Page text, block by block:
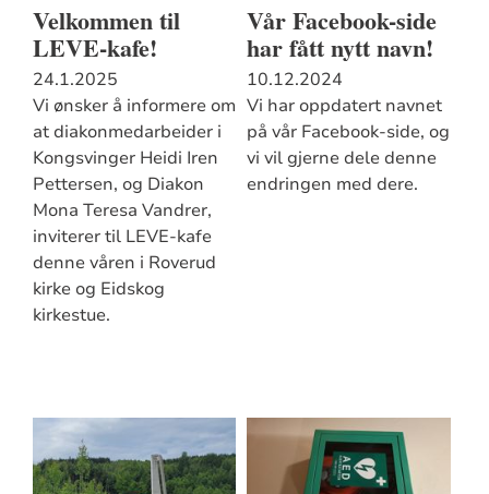
Velkommen til
LEVE-kafe!
24.1.2025
Vi ønsker å informere om
at diakonmedarbeider i
Kongsvinger Heidi Iren
Pettersen, og Diakon
Mona Teresa Vandrer,
inviterer til LEVE-kafe
denne våren i Roverud
kirke og Eidskog
kirkestue.
Vår Facebook-side
har fått nytt navn!
10.12.2024
Vi har oppdatert navnet
på vår Facebook-side, og
vi vil gjerne dele denne
endringen med dere.